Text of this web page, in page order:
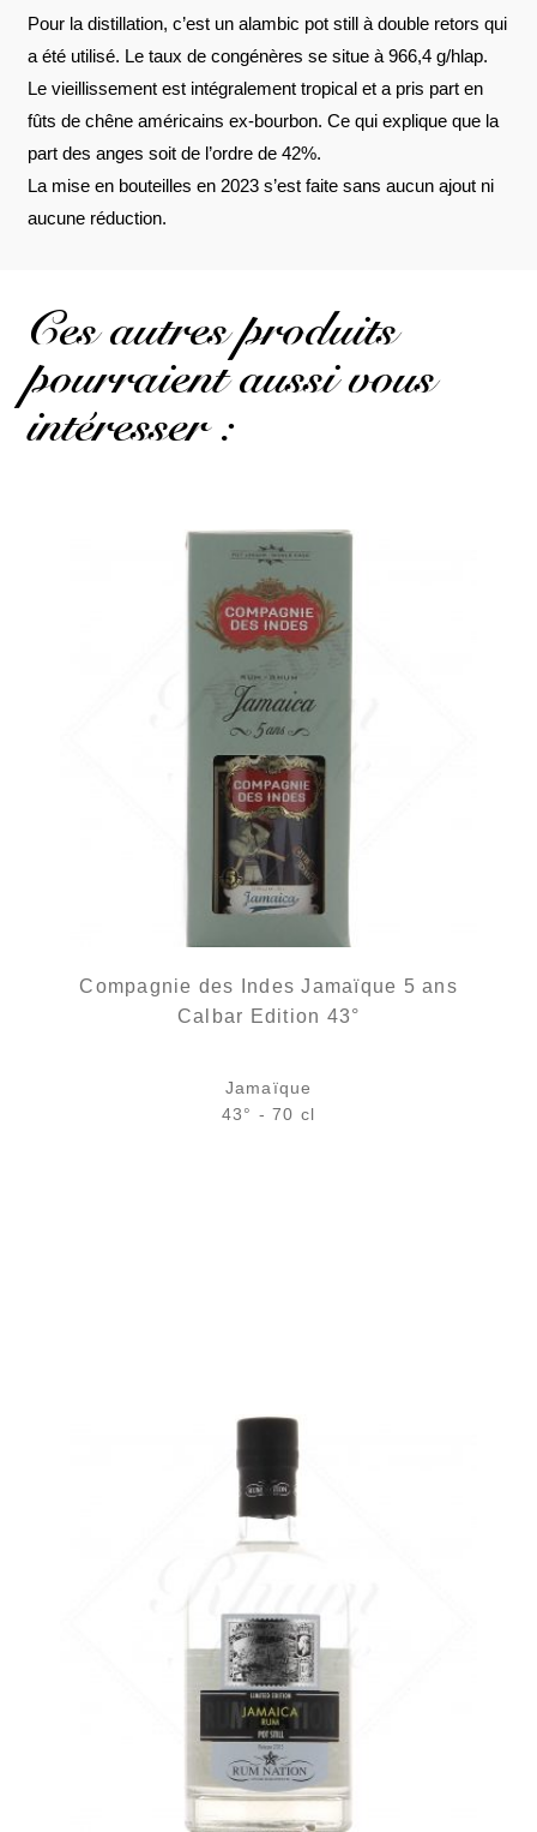
Pour la distillation, c’est un alambic pot still à double retors qui
a été utilisé. Le taux de congénères se situe à 966,4 g/hlap.
Le vieillissement est intégralement tropical et a pris part en
fûts de chêne américains ex-bourbon. Ce qui explique que la
part des anges soit de l’ordre de 42%.
La mise en bouteilles en 2023 s’est faite sans aucun ajout ni
aucune réduction.
Ces autres produits
pourraient aussi vous
intéresser :
Compagnie des Indes Jamaïque 5 ans
Calbar Edition 43°
Jamaïque
43° - 70 cl